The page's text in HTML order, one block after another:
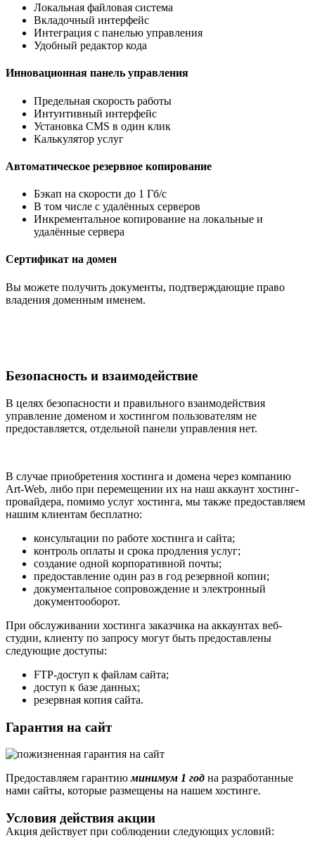
Локальная файловая система
Вкладочный интерфейс
Интеграция с панелью управления
Удобный редактор кода
Инновационная панель управления
Предельная скорость работы
Интуитивный интерфейс
Установка CMS в один клик
Калькулятор услуг
Автоматическое резервное копирование
Бэкап на скорости до 1 Гб/с
В том числе с удалённых серверов
Инкрементальное копирование на локальные и
удалённые сервера
Сертификат на домен
Вы можете получить документы, подтверждающие право
владения доменным именем.
Безопасность и взаимодействие
В целях безопасности и правильного взаимодействия
управление доменом и хостингом пользователям не
предоставляется, отдельной панели управления нет.
В случае приобретения хостинга и домена через компанию
Art-Web, либо при перемещении их на наш аккаунт хостинг-
провайдера, помимо услуг хостинга, мы также предоставляем
нашим клиентам бесплатно:
консультации по работе хостинга и сайта;
контроль оплаты и срока продления услуг;
создание одной корпоративной почты;
предоставление один раз в год резервной копии;
документальное сопровождение и электронный
документооборот.
При обслуживании хостинга заказчика на аккаунтах веб-
студии, клиенту по запросу могут быть предоставлены
следующие доступы:
FTP-доступ к файлам сайта;
доступ к базе данных;
резервная копия сайта.
Гарантия на сайт
Предоставляем гарантиюминимум 1 год на разработанные
нами сайты, которые размещены на нашем хостинге.
Условия действия акции
Акция действует при соблюдении следующих условий: